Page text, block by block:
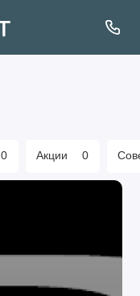
0 Акции 0